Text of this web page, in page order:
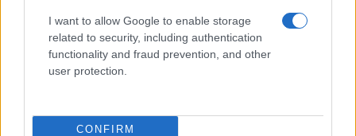
I want to allow Google to enable storage
related to security, including authentication
functionality and fraud prevention, and other
user protection.
CONFIRM